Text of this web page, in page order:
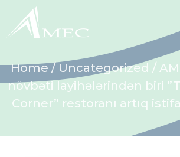
Home/ Uncategorized /
növbəti layihələrindən biri
Corner” restoranı artıq